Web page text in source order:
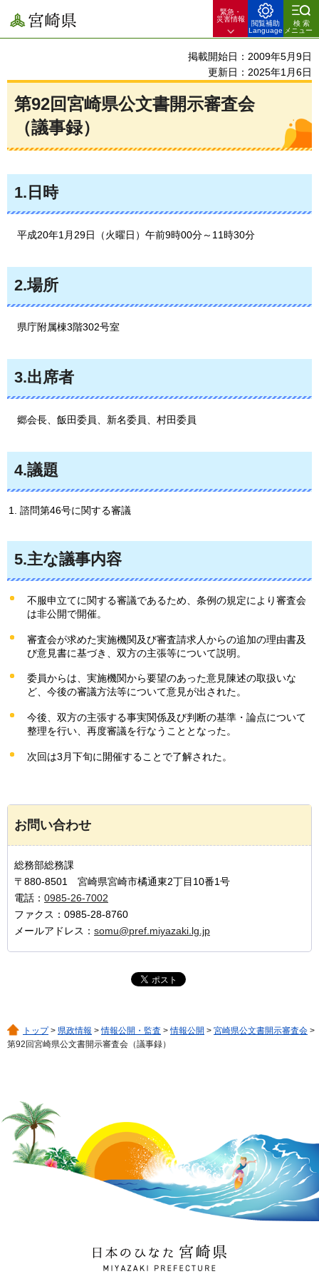
宮崎県
緊急・
災害情報
閲覧補助
Language
検索
メニュー
掲載開始日：2009年5月9日
更新日：2025年1月6日
第92回宮崎県公文書開示審査会
（議事録）
1.日時
平成20年1月29日（火曜日）午前9時00分～11時30分
2.場所
県庁附属棟3階302号室
3.出席者
郷会長 、飯田委員、新名委員、村田委員
4.議題
諮問第46号に関する審議
5.主な議事内容
不服申立てに関する審議であるため、条例の規定により審査会
は非公開で開催。
審査会が求めた実施機関及び審査請求人からの追加の理由書及
び意見書に基づき、双方の主張等について説明。
委員からは、実施機関から要望のあった意見陳述の取扱いな
ど、今後の審議方法等について意見が出された。
今後、双方の主張する事実関係及び判断の基準・論点について
整理を行い、再度審議を行なうこととなった。
次回は3月下旬に開催することで了解された。
お問い合わせ
総務部総務課
〒880-8501 宮崎県宮崎市橘通東2丁目10番1号
電話： 0985-26-7002
ファクス：0985-28-8760
メールアドレス： somu@pref.miyazaki.lg.jp
トップ> 県政情報 >情報公開・監査 >情報公開 > 宮崎県公文書開示審査会 >
第92回宮崎県公文書開示審査会（議事録）
日本のひなた 宮崎県
MIYAZAKI PREFECTURE